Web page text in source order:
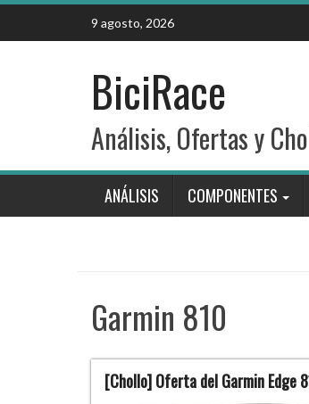
Skip
content
9 agosto, 2026
BiciRace
Análisis, Ofertas y
ANÁLISIS COMPONENTES
Garmin 810
[Chollo] Oferta del Garmin Edge